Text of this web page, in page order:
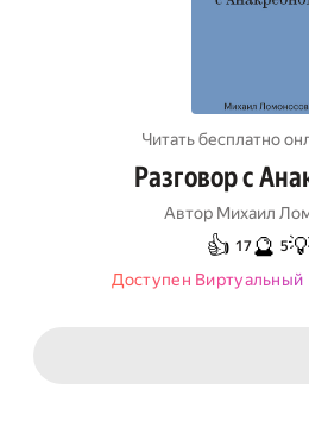
Читать бесплатно
Разговор с
Автор Михаил
👍 17🔮 5
Доступен Виртуальный